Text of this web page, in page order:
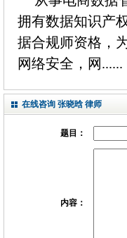
拥有数据知识产
据合规师资格，
网络安全，网......
在线咨询 张晓晗 律师
题目：
内容：